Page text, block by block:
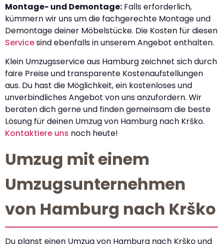
Montage- und Demontage: Falls erforderlich,
kümmern wir uns um die fachgerechte Montage und
Demontage deiner Möbelstücke. Die Kosten für diesen
Servicesind ebenfalls in unserem Angebot enthalten.
Klein Umzugsservice aus Hamburg zeichnet sich durch
faire Preise und transparente Kostenaufstellungen
aus. Du hast die Möglichkeit, ein kostenloses und
unverbindliches Angebot von uns anzufordern. Wir
beraten dich gerne und finden gemeinsam die beste
Lösung für deinen Umzug von Hamburg nach Krško.
Kontaktiere uns noch heute!
Umzug mit einem
Umzugsunternehmen
von Hamburg nach Krško
Du planst einen Umzug von Hamburg nach Krško und